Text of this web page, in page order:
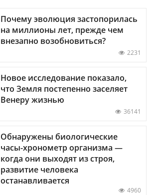
Почему эволюция застопорилась
на миллионы лет, прежде чем
внезапно возобновиться?
2231
Новое исследование показало,
что Земля постепенно заселяет
Венеру жизнью
36141
Обнаружены биологические
часы-хронометр организма —
когда они выходят из строя,
развитие человека
останавливается
4960